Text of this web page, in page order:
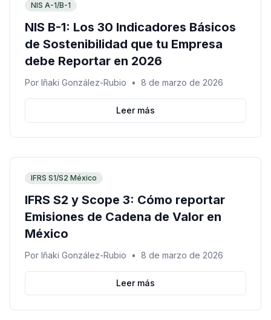
NIS A-1/B-1
NIS B-1: Los 30 Indicadores Básicos
de Sostenibilidad que tu Empresa
debe Reportar en 2026
Por Iñaki González-Rubio • 8 de marzo de 2026
Leer más
IFRS S1/S2 México
IFRS S2 y Scope 3: Cómo reportar
Emisiones de Cadena de Valor en
México
Por Iñaki González-Rubio • 8 de marzo de 2026
Leer más